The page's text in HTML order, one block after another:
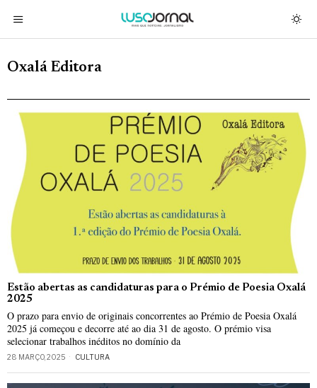
Oxalá Editora
Estão abertas as candidaturas para o Prémio de Poesia Oxalá
2025
O prazo para envio de originais concorrentes ao Prémio de Poesia Oxalá
2025 já começou e decorre até ao dia 31 de agosto. O prémio visa
selecionar trabalhos inéditos no domínio da
28 MARÇO, 2025 CULTURA